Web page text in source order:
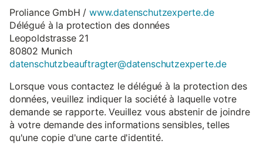
Proliance GmbH /www.datenschutzexperte.de
Délégué à la protection des données
Leopoldstrasse 21
80802 Munich
datenschutzbeauftragter@datenschutzexperte.de
Lorsque vous contactez le délégué à la protection des
données, veuillez indiquer la société à laquelle votre
demande se rapporte. Veuillez vous abstenir de joindre
à votre demande des informations sensibles, telles
qu'une copie d'une carte d'identité.